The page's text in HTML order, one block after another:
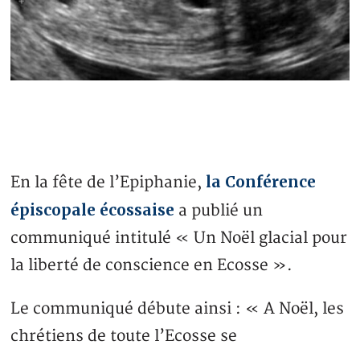
En la fête de l’Epiphanie, la Conférence
épiscopale écossaise a publié un
communiqué intitulé « Un Noël glacial pour
la liberté de conscience en Ecosse ».
Le communiqué débute ainsi : « A Noël, les
chrétiens de toute l’Ecosse se